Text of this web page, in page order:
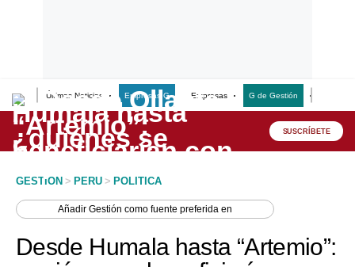
Últimas Noticias Empresas G Empresas G de Gestión
Lo último
Peru Quiosco
Economía
SUSCRÍBETE
GESTION > PERU > POLITICA
AñadirGestión como fuente preferida en
Desde Humala hasta “Artemio”: